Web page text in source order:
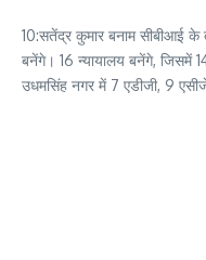
10:सतेंद्र कुमार बनाम सीबीआई के
बनेंगे। 16 न्यायालय बनेंगे, जिसमें
उधमसिंह नगर में 7 एडीजी, 9